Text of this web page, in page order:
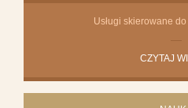
Usługi skierowane
CZYTAJ